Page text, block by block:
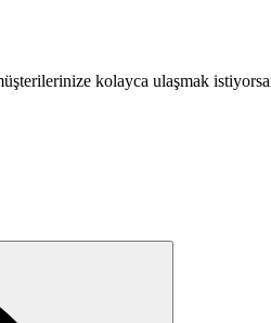
kolayca ulaşmak